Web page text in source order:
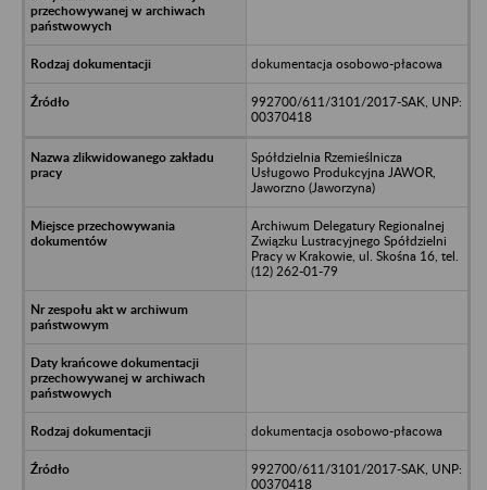
dokumentacja osobowo-płacowa
992700/611/3101/2017-SAK, UNP:
00370418
Spółdzielnia Rzemieślnicza
Usługowo Produkcyjna JAWOR,
Jaworzno (Jaworzyna)
Archiwum Delegatury Regionalnej
Związku Lustracyjnego Spółdzielni
Pracy w Krakowie, ul. Skośna 16, tel.
(12) 262-01-79
dokumentacja osobowo-płacowa
992700/611/3101/2017-SAK, UNP:
00370418